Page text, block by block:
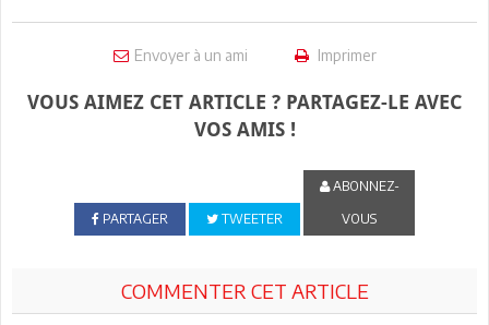
Envoyer à un ami Imprimer
VOUS AIMEZ CET ARTICLE ? PARTAGEZ-LE AVEC
VOS AMIS !
PARTAGER TWEETER
ABONNEZ-
VOUS
COMMENTER CET ARTICLE